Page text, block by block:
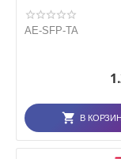
AE-SFP-TA
В